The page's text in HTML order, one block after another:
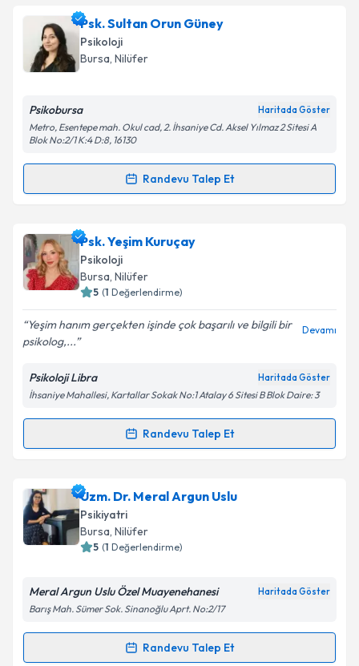
Uzm. Dr. Leman Sucaziçin randevu takvimi talebi
oluşturun. Size bu uzmandan randevu almanız için bir
takvim hazırlandığında e-posta ile bilgilendireceğiz.
Kişisel verilerimin işlenmesine ilişkinAydınlatma
'ni okudum ve kişisel verilerimin belirtilen
kapsamda işlenmesini kabul ediyorum.
Takvim Talebini Gönder
Psk. Sultan Orun Güney
Psikoloji
Bursa, Nilüfer
Psikobursa Haritada Göster
Metro, Esentepe mah. Okul cad, 2. İhsaniye Cd. Aksel Yılmaz 2 Sitesi A
Blok No:2/1 K:4 D:8, 16130
Randevu Talep Et
Randevu Takvimi Talebi
Psk. Sultan Orun Güneyiçin randevu takvimi talebi
oluşturun. Size bu uzmandan randevu almanız için bir
takvim hazırlandığında e-posta ile bilgilendireceğiz.
Kişisel verilerimin işlenmesine ilişkin
Aydınlatma
Metni'ni okudum ve kişisel verilerimin belirtilen
kapsamda işlenmesini kabul ediyorum.
Psk. Yeşim Kuruçay
Psikoloji
Bursa, Nilüfer
5 (1 Değerlendirme)
Yeşim hanım gerçekten işinde çok başarılı ve bilgili bir
psikolog,...
Devamı
Psikoloji Libra Haritada Göster
İhsaniye Mahallesi, Kartallar Sokak No:1 Atalay 6 Sitesi B Blok Daire: 3
Randevu Talep Et
Randevu Takvimi Talebi
Psk. Yeşim Kuruçayiçin randevu takvimi talebi
oluşturun. Size bu uzmandan randevu almanız için bir
takvim hazırlandığında e-posta ile bilgilendireceğiz.
Kişisel verilerimin işlenmesine ilişkinAydınlatma
'ni okudum ve kişisel verilerimin belirtilen
Uzm. Dr. Meral Argun Uslu
Psikiyatri
Bursa, Nilüfer
5 (1 Değerlendirme)
Meral Argun Uslu Özel Muayenehanesi Haritada Göster
Barış Mah. Sümer Sok. Sinanoğlu Aprt. No:2/17
Randevu Talep Et
Randevu Takvimi Talebi